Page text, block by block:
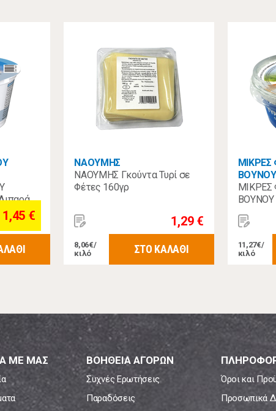
1,45 €
ΝΑΟΥΜΗΣ
ΝΑΟΥΜΗΣ Γκούντα Τυρί σε
Φέτες 160γρ
1,29 €
8,06€/
κιλό
ΣΤΟ ΚΑΛΑΘΙ
ΒΟΥΝΟΥ
ΒΟΥΝΟΥ
11,27€/
κιλό
ΜΕ ΜΑΣ ΒΟΗΘΕΙΑ ΑΓΟΡΩΝ
Συχνές Ερωτήσεις
Παραδόσεις
Όροι και
Προσωπικά